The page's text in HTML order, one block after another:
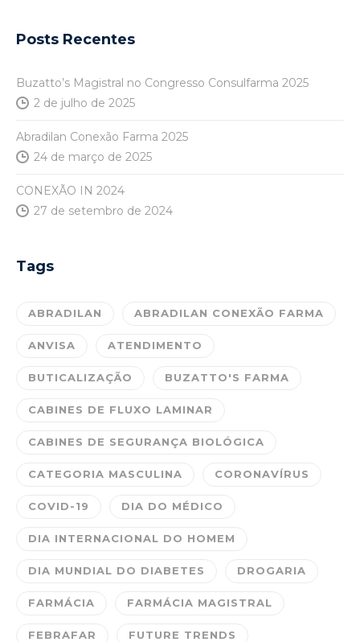
Posts Recentes
Buzatto’s Magistral no Congresso Consulfarma 2025
2 de julho de 2025
Abradilan Conexão Farma 2025
24 de março de 2025
CONEXÃO IN 2024
27 de setembro de 2024
Tags
ABRADILAN ABRADILAN CONEXÃO FARMA
ANVISA ATENDIMENTO
BUTICALIZAÇÃO BUZATTO'S FARMA
CABINES DE FLUXO LAMINAR
CABINES DE SEGURANÇA BIOLÓGICA
CATEGORIA MASCULINA CORONAVÍRUS
COVID-19 DIA DO MÉDICO
DIA INTERNACIONAL DO HOMEM
DIA MUNDIAL DO DIABETES DROGARIA
FARMÁCIA FARMÁCIA MAGISTRAL
FEBRAFAR FUTURE TRENDS